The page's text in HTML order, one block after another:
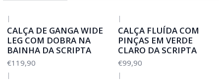
|
CALÇA DE GANGA WIDE
LEG COM DOBRA NA
BAINHA DA SCRIPTA
€119,90
|
CALÇA FLUÍDA COM
PINÇAS EM VERDE
CLARO DA SCRIPTA
€99,90
| |